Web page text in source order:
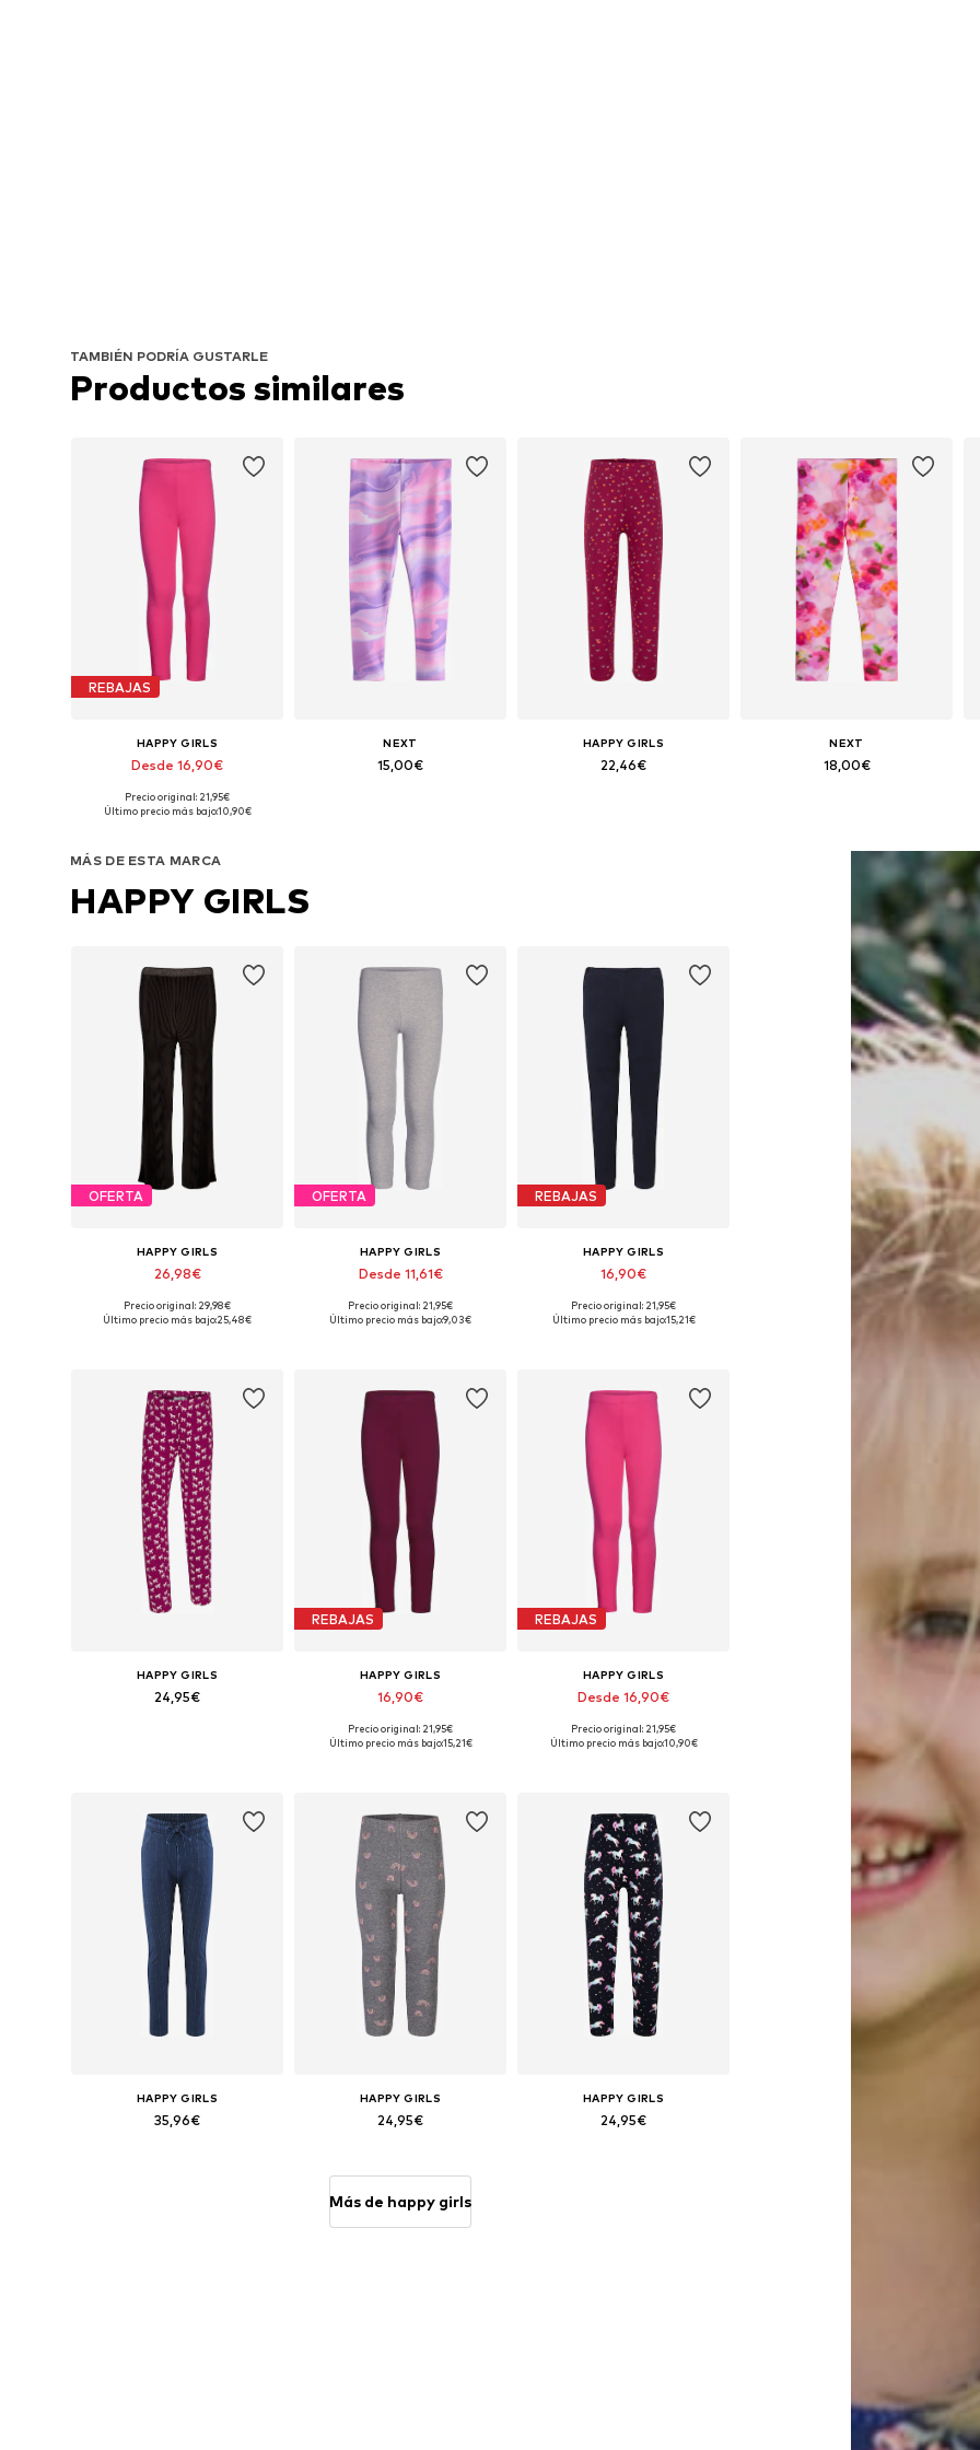
TAMBIÉN PODRÍA GUSTARLE
Productos similares
REBAJAS
HAPPY GIRLS
Desde 16,90€
Disponible en muchas tallas
Precio original: 21,95€
Último precio más bajo:10,90€
NEXT
15,00€
HAPPY GIRLS
22,46€
NEXT
18,00€
MÁS DE ESTA MARCA
HAPPY GIRLS
OFERTA
HAPPY GIRLS
26,98€
Disponible en muchas tallas
Precio original: 29,98€
Último precio más bajo:25,48€
OFERTA
HAPPY GIRLS
Desde 11,61€
Disponible en muchas tallas
Precio original: 21,95€
Último precio más bajo:9,03€
REBAJAS
HAPPY GIRLS
16,90€
Disponible en muchas tallas
Precio original: 21,95€
Último precio más bajo:15,21€
HAPPY GIRLS
24,95€
REBAJAS
HAPPY GIRLS
16,90€
Disponible en muchas tallas
Precio original: 21,95€
Último precio más bajo:15,21€
REBAJAS
HAPPY GIRLS
Desde 16,90€
Disponible en muchas tallas
Precio original: 21,95€
Último precio más bajo:10,90€
HAPPY GIRLS
35,96€
HAPPY GIRLS
24,95€
HAPPY GIRLS
24,95€
Más de happy girls